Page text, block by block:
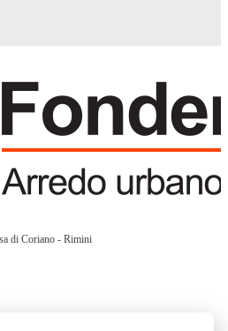
di Coriano - Rimini